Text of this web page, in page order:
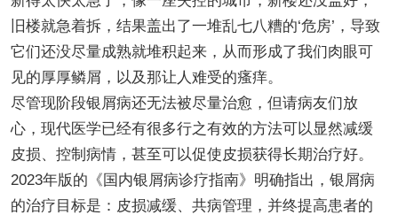
旧楼就急着拆，结果盖出了一堆乱七八糟的‘危房’，导致
它们还没尽量成熟就堆积起来，从而形成了我们肉眼可
见的厚厚鳞屑，以及那让人难受的瘙痒。
尽管现阶段银屑病还无法被尽量治愈，但请病友们放
心，现代医学已经有很多行之有效的方法可以显然减缓
皮损、控制病情，甚至可以促使皮损获得长期治疗好。
2023年版的《国内银屑病诊疗指南》明确指出，银屑病
的治疗目标是：皮损减缓、共病管理，并终提高患者的